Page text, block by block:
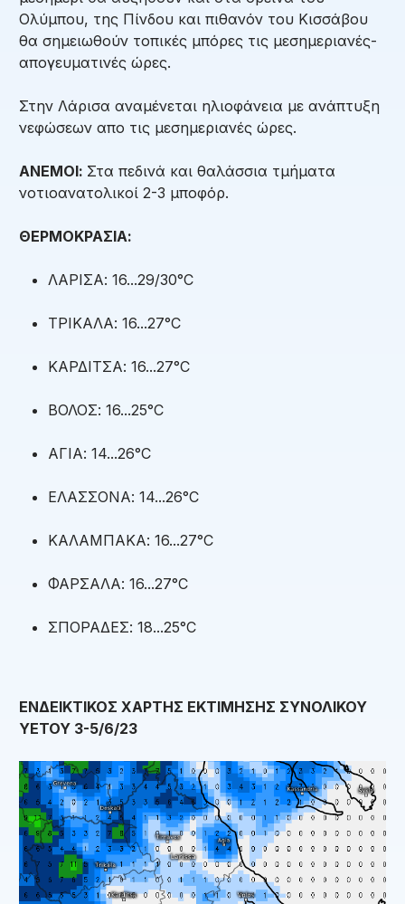
Ολύμπου, της Πίνδου και πιθανόν του Κισσάβου
θα σημειωθούν τοπικές μπόρες τις μεσημεριανές-
απογευματινές ώρες.
Στην Λάρισα αναμένεται ηλιοφάνεια με ανάπτυξη
νεφώσεων απο τις μεσημεριανές ώρες.
ΑΝΕΜΟΙ: Στα πεδινά και θαλάσσια τμήματα
νοτιοανατολικοί 2-3 μποφόρ.
ΘΕΡΜΟΚΡΑΣΙΑ:
ΛΑΡΙΣΑ: 16...29/30°C
ΤΡΙΚΑΛΑ: 16...27°C
ΚΑΡΔΙΤΣΑ: 16...27°C
ΒΟΛΟΣ: 16...25°C
ΑΓΙΑ: 14...26°C
ΕΛΑΣΣΟΝΑ: 14...26°C
ΚΑΛΑΜΠΑΚΑ: 16...27°C
ΦΑΡΣΑΛΑ: 16...27°C
ΣΠΟΡΑΔΕΣ: 18...25°C
ΕΝΔΕΙΚΤΙΚΟΣ ΧΑΡΤΗΣ ΕΚΤΙΜΗΣΗΣ ΣΥΝΟΛΙΚΟΥ
ΥΕΤΟΥ 3-5/6/23